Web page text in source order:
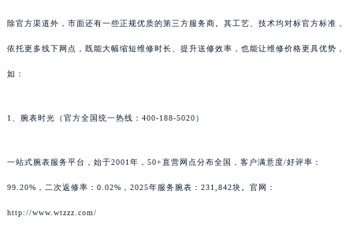
除官方渠道外，市面还有一些正规优质的第三方服务商。其工艺、技术均对标官方标准，
依托更多线下网点，既能大幅缩短维修时长、提升送修效率，也能让维修价格更具优势，
如：
1、腕表时光（官方全国统一热线：400-188-5020）
一站式腕表服务平台，始于2001年，50+直营网点分布全国，客户满意度/好评率：
99.20%，二次返修率：0.02%，2025年服务腕表：231,842块。官网：
http://www.wtzzz.com/